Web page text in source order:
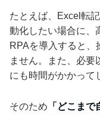
たとえば、Excel転
動化したい場合に、
RPAを導入すると
ません。また、必要
にも時間がかかって
そのため 「どこま